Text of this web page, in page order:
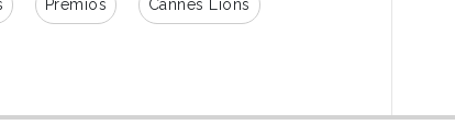
Premios Cannes Lions